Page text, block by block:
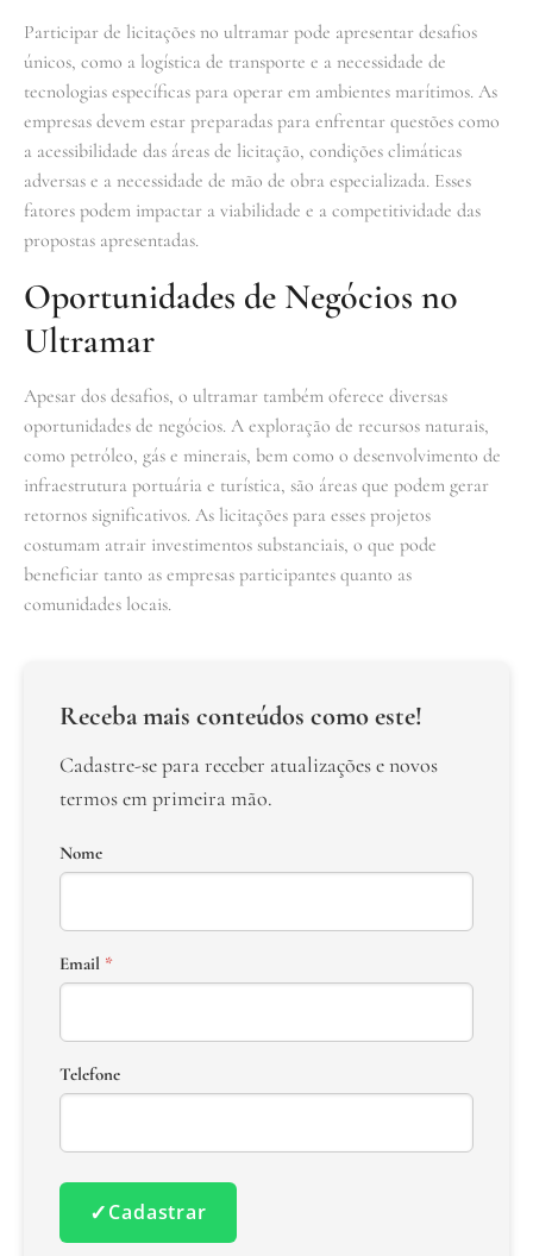
Participar de licitações no ultramar pode apresentar desafios
únicos, como a logística de transporte e a necessidade de
tecnologias específicas para operar em ambientes marítimos. As
empresas devem estar preparadas para enfrentar questões como
a acessibilidade das áreas de licitação, condições climáticas
adversas e a necessidade de mão de obra especializada. Esses
fatores podem impactar a viabilidade e a competitividade das
propostas apresentadas.
Oportunidades de Negócios no
Ultramar
Apesar dos desafios, o ultramar também oferece diversas
oportunidades de negócios. A exploração de recursos naturais,
como petróleo, gás e minerais, bem como o desenvolvimento de
infraestrutura portuária e turística, são áreas que podem gerar
retornos significativos. As licitações para esses projetos
costumam atrair investimentos substanciais, o que pode
beneficiar tanto as empresas participantes quanto as
comunidades locais.
Receba mais conteúdos como este!
Cadastre-se para receber atualizações e novos
termos em primeira mão.
Nome
Email *
Telefone
✓Cadastrar